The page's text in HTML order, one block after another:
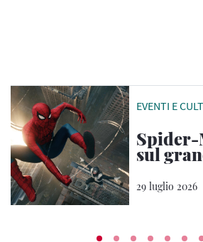
EVENTI E
Spider-
sul
29 luglio 2026